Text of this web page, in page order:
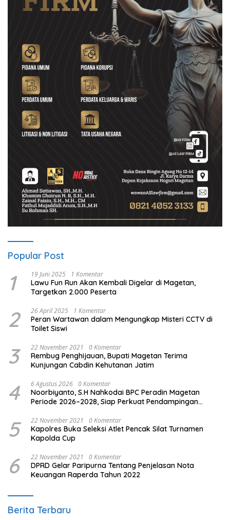
Popular Post
1 19 Juni 2025 1 Komentar
Lawu Fun Run Akan Kembali Digelar di Magetan,
Targetkan 2.000 Peserta
2 26 April 2025 1 Komentar
Peran Wartawan dalam Mengungkap Misteri CCTV di
Toilet Siswi
3 22 November 2021 0 Komentar
Rembug Penghijauan, Bupati Magetan Terima
Kunjungan Cabdin Kehutanan Jatim
4 6 Agustus 2026 0 Komentar
Noorbiyanto, S.H Nahkodai BPC Peradin Magetan
Periode 2026–2028, Siap Perkuat Pendampingan
5 22 November 2021 0 Komentar
Kapolres Buka Seleksi Atlet Pencak Silat Turnamen
Kapolda Cup
6 22 November 2021 0 Komentar
DPRD Gelar Paripurna Tentang Penjelasan Nota
Keuangan Raperda Tahun 2022
Berita Terbaru